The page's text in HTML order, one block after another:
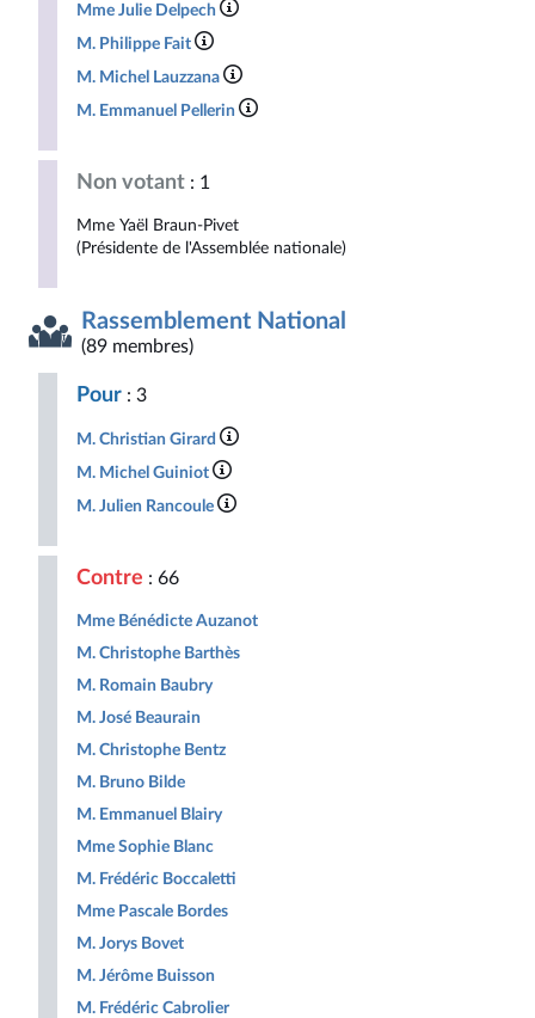
Mme Julie Delpech
M. Philippe Fait
M. Michel Lauzzana
M. Emmanuel Pellerin
Non votant : 1
Mme Yaël Braun-Pivet
(Présidente de l'Assemblée nationale)
Rassemblement National
(89 membres)
Pour : 3
M. Christian Girard
M. Michel Guiniot
M. Julien Rancoule
Contre : 66
Mme Bénédicte Auzanot
M. Christophe Barthès
M. Romain Baubry
M. José Beaurain
M. Christophe Bentz
M. Bruno Bilde
M. Emmanuel Blairy
Mme Sophie Blanc
M. Frédéric Boccaletti
Mme Pascale Bordes
M. Jorys Bovet
M. Jérôme Buisson
M. Frédéric Cabrolier